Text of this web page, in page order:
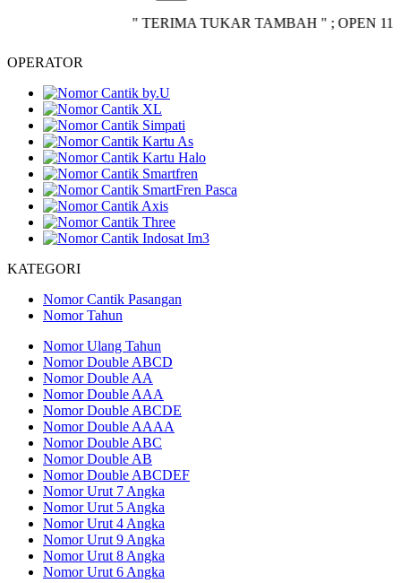
" TERIMA TUKAR TAMBAH " ; OPEN 11.00 -
OPERATOR
KATEGORI
Nomor Cantik Pasangan
Nomor Tahun
Nomor Ulang Tahun
Nomor Double ABCD
Nomor Double AA
Nomor Double AAA
Nomor Double ABCDE
Nomor Double AAAA
Nomor Double ABC
Nomor Double AB
Nomor Double ABCDEF
Nomor Urut 7 Angka
Nomor Urut 5 Angka
Nomor Urut 4 Angka
Nomor Urut 9 Angka
Nomor Urut 8 Angka
Nomor Urut 6 Angka